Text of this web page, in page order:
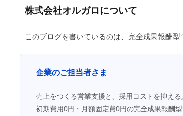
株式会社オルガロについて
このブログを書いているのは、完全成果報酬
企業のご担当者さま
売上をつくる営業支援と、採用コストを抑える
初期費用0円・月額固定費0円の完全成果報酬型